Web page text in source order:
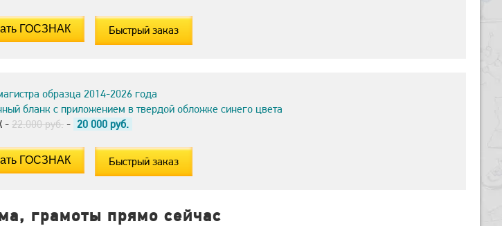
Быстрый заказ
образца 2014-2026 года
бланк с приложением в твердой обложке синего цвета
- 22.000 руб. - 20 000 руб.
Быстрый заказ
грамоты прямо сейчас